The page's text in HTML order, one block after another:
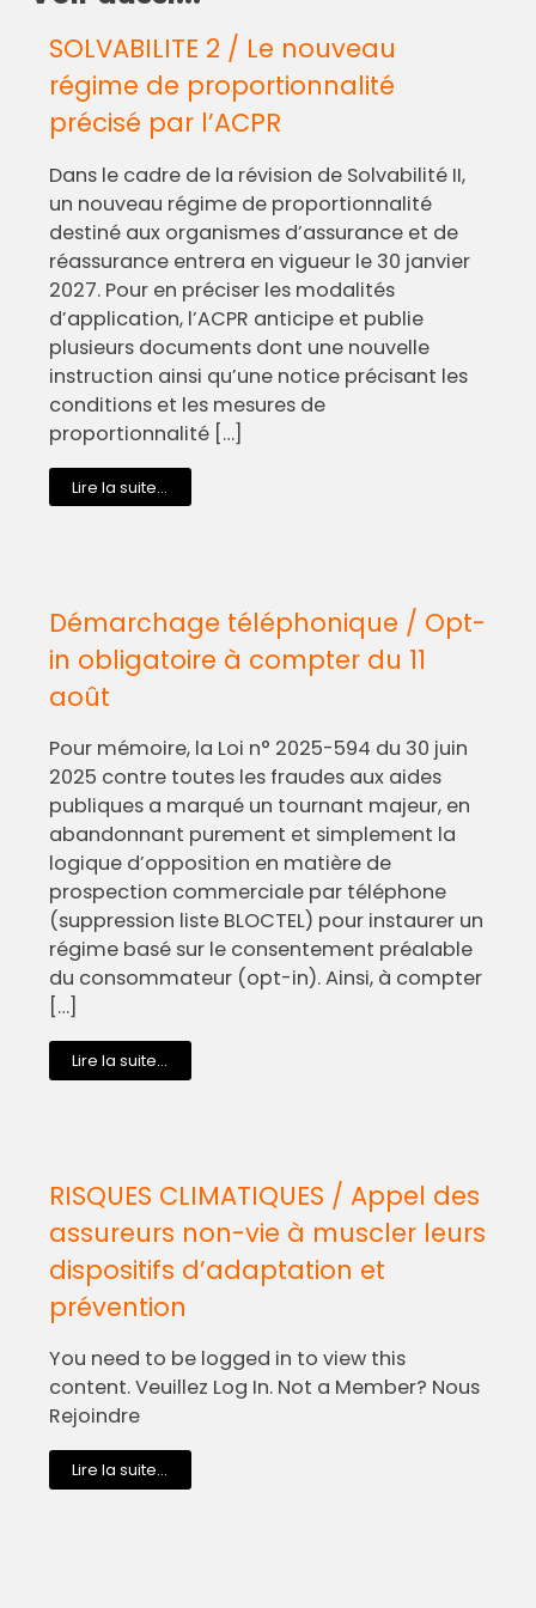
SOLVABILITE 2 / Le nouveau
régime de proportionnalité
précisé par l’ACPR
Dans le cadre de la révision de Solvabilité II,
un nouveau régime de proportionnalité
destiné aux organismes d’assurance et de
réassurance entrera en vigueur le 30 janvier
2027. Pour en préciser les modalités
d’application, l’ACPR anticipe et publie
plusieurs documents dont une nouvelle
instruction ainsi qu’une notice précisant les
conditions et les mesures de
proportionnalité […]
Lire la suite...
Démarchage téléphonique / Opt-
in obligatoire à compter du 11
août
Pour mémoire, la Loi n° 2025-594 du 30 juin
2025 contre toutes les fraudes aux aides
publiques a marqué un tournant majeur, en
abandonnant purement et simplement la
logique d’opposition en matière de
prospection commerciale par téléphone
(suppression liste BLOCTEL) pour instaurer un
régime basé sur le consentement préalable
du consommateur (opt-in). Ainsi, à compter
[…]
Lire la suite...
RISQUES CLIMATIQUES / Appel des
assureurs non-vie à muscler leurs
dispositifs d’adaptation et
prévention
You need to be logged in to view this
content. Veuillez Log In. Not a Member? Nous
Rejoindre
Lire la suite...